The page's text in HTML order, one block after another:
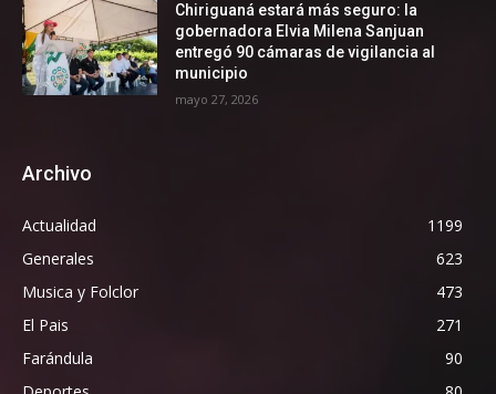
Chiriguaná estará más seguro: la
gobernadora Elvia Milena Sanjuan
entregó 90 cámaras de vigilancia al
municipio
mayo 27, 2026
Archivo
Actualidad
1199
Generales
623
Musica y Folclor
473
El Pais
271
Farándula
90